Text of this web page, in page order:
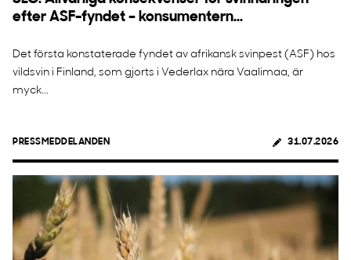
efter ASF-fyndet – konsumentern...
Det första konstaterade fyndet av afrikansk svinpest (ASF) hos
vildsvin i Finland, som gjorts i Vederlax nära Vaalimaa, är
myck...
PRESSMEDDELANDEN 31.07.2026